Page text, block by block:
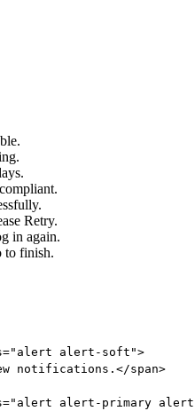
Retry.
in again.
to finish.
="alert alert-soft">
notifications. </span>
="alert alert-primary